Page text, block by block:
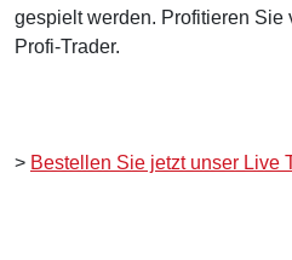
gespielt werden. Profitieren Sie
Profi-Trader.
> Bestellen Sie jetzt unser Live